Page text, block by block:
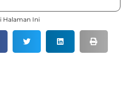
Halaman Ini